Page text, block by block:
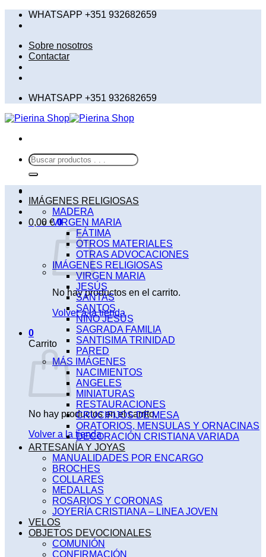
SaltarWHATSAPP +351 932682659
Sobre nosotros
Contactar
WHATSAPP +351 932682659
Buscar
por:
0,00 € 0
No hay productos en el carrito.
Volver a la tienda
0
Carrito
No hay productos en el carrito.
Volver a la tienda
IMÁGENES RELIGIOSAS
MADERA
VIRGEN MARIA
FÁTIMA
OTROS MATERIALES
OTRAS ADVOCACIONES
IMÁGENES RELIGIOSAS
VIRGEN MARIA
JESÚS
SANTAS
SANTOS
NIÑO JESÚS
SAGRADA FAMILIA
SANTISIMA TRINIDAD
PARED
MÁS IMÁGENES
NACIMIENTOS
ANGELES
MINIATURAS
RESTAURACIONES
CRUCIFIJOS DE MESA
ORATORIOS, MENSULAS Y ORNACINAS
DECORACIÓN CRISTIANA VARIADA
ARTESANÍA Y JOYAS
MANUALIDADES POR ENCARGO
BROCHES
COLLARES
MEDALLAS
ROSARIOS Y CORONAS
JOYERÍA CRISTIANA – LINEA JOVEN
VELOS
OBJETOS DEVOCIONALES
COMUNIÓN
CONFIRMACIÓN